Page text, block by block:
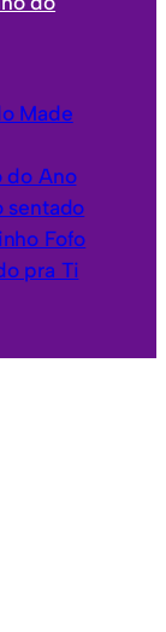
Made
do Ano
sentado
Fofo
pra Ti